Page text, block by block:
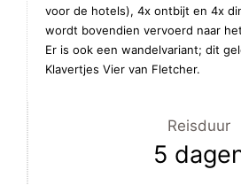
voor de hotels), 4x ontbijt en 4x
wordt bovendien vervoerd naar
Er is ook een wandelvariant; dit
Klavertjes Vier van Fletcher.
Reisduur
5